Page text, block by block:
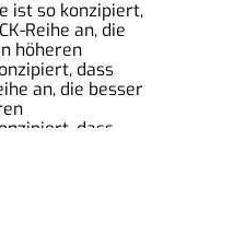
ist so konzipiert,
Reihe an, die
höheren
dass
an, die besser
dass